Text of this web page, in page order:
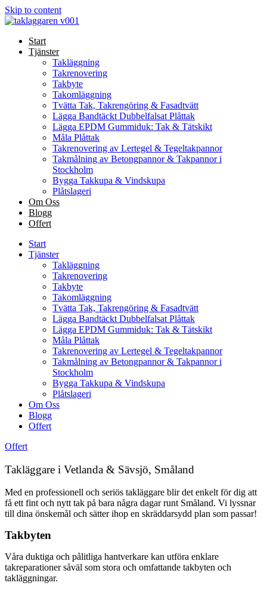
Skip to content
Start
Tjänster
Takläggning
Takrenovering
Takbyte
Takomläggning
Tvätta Tak, Takrengöring & Fasadtvätt
Lägga Bandtäckt Dubbelfalsat Plåttak
Lägga EPDM Gummiduk: Tak & Tätskikt
Måla Plåttak
Takrenovering av Lertegel & Tegeltakpannor
Takmålning av Betongpannor & Takpannor i
Stockholm
Bygga Takkupa & Vindskupa
Plåtslageri
Om Oss
Blogg
Offert
Start
Tjänster
Takläggning
Takrenovering
Takbyte
Takomläggning
Tvätta Tak, Takrengöring & Fasadtvätt
Lägga Bandtäckt Dubbelfalsat Plåttak
Lägga EPDM Gummiduk: Tak & Tätskikt
Måla Plåttak
Takrenovering av Lertegel & Tegeltakpannor
Takmålning av Betongpannor & Takpannor i
Stockholm
Bygga Takkupa & Vindskupa
Plåtslageri
Om Oss
Blogg
Offert
Offert
Takläggare i Vetlanda & Sävsjö, Småland
Med en professionell och seriös takläggare blir det enkelt för dig att
få ett fint och nytt tak på bara några dagar runt Småland. Vi lyssnar
till dina önskemål och sätter ihop en skräddarsydd plan som passar!
Takbyten
Våra duktiga och pålitliga hantverkare kan utföra enklare
takreparationer såväl som stora och omfattande takbyten och
takläggningar.